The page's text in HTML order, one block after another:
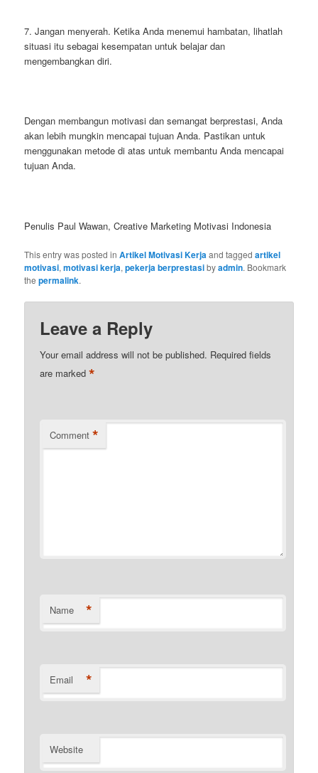
7. Jangan menyerah. Ketika Anda menemui hambatan, lihatlah
situasi itu sebagai kesempatan untuk belajar dan
mengembangkan diri.
Dengan membangun motivasi dan semangat berprestasi, Anda
akan lebih mungkin mencapai tujuan Anda. Pastikan untuk
menggunakan metode di atas untuk membantu Anda mencapai
tujuan Anda.
Penulis Paul Wawan, Creative Marketing Motivasi Indonesia
This entry was posted inArtikel Motivasi Kerjaand taggedartikel
motivasi,motivasi kerja,pekerja berprestasibyadmin. Bookmark
thepermalink.
Leave a Reply
Your email address will not be published. Required fields
are marked*
Comment *
Name *
Email *
Website